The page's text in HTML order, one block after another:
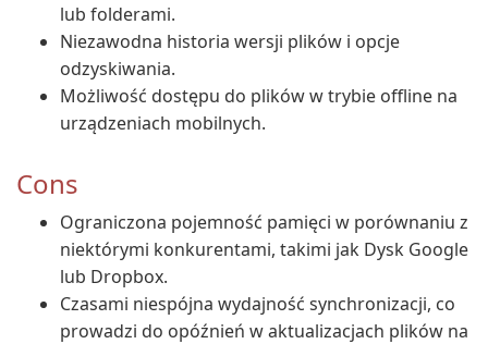
lub folderami.
Niezawodna historia wersji plików i opcje
odzyskiwania.
Możliwość dostępu do plików w trybie offline na
urządzeniach mobilnych.
Cons
Ograniczona pojemność pamięci w porównaniu z
niektórymi konkurentami, takimi jak Dysk Google
lub Dropbox.
Czasami niespójna wydajność synchronizacji, co
prowadzi do opóźnień w aktualizacjach plików na